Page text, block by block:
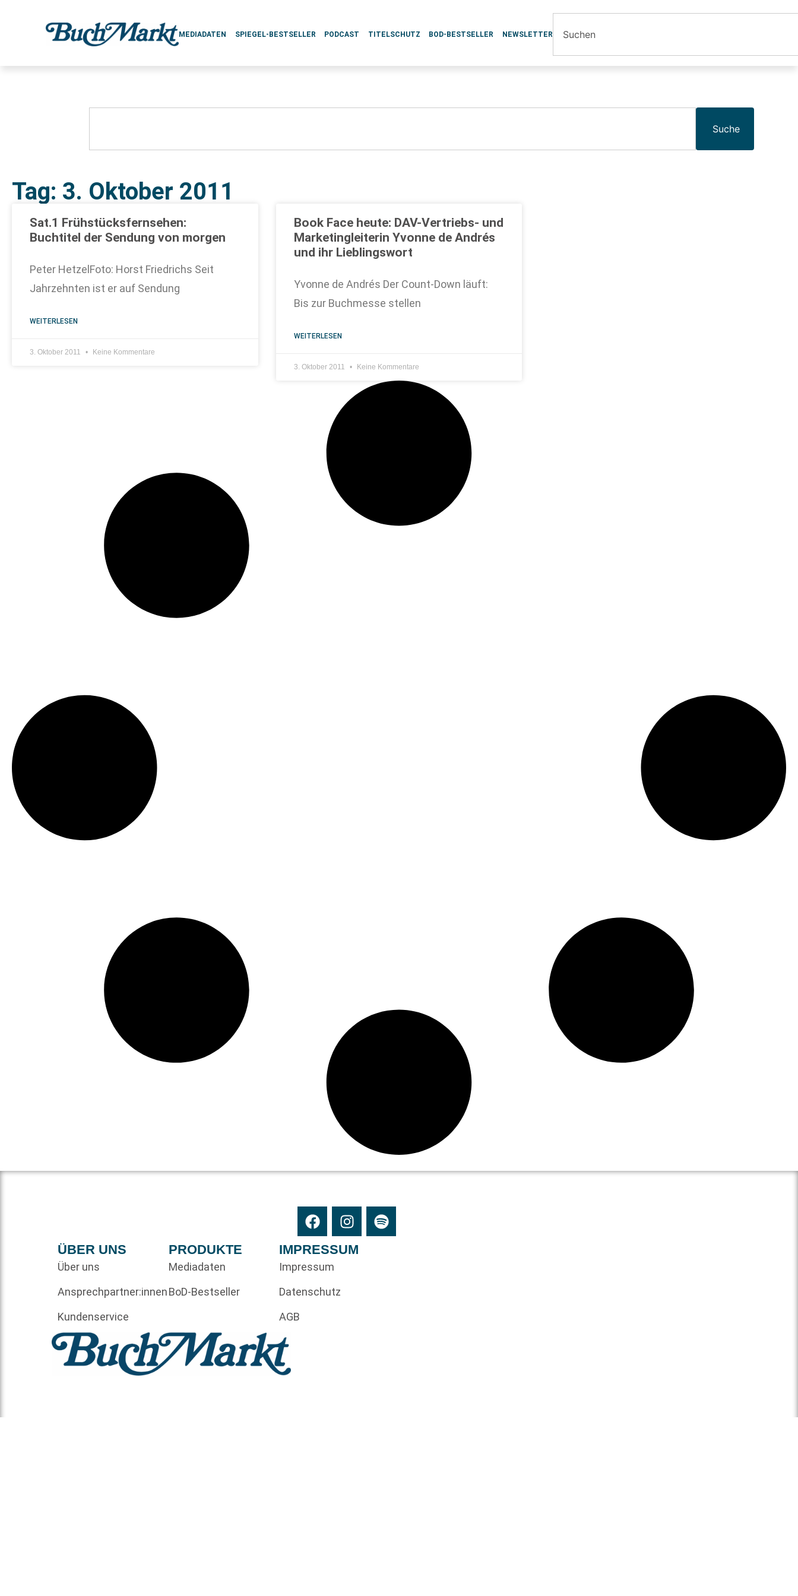
MEDIADATEN SPIEGEL-BESTSELLER PODCAST TITELSCHUTZ BOD-BESTSELLER NEWSLETTER
Suche
Tag: 3. Oktober 2011
Sat.1 Frühstücksfernsehen:
Buchtitel der Sendung von morgen
Peter HetzelFoto: Horst Friedrichs Seit
Jahrzehnten ist er auf Sendung
WEITERLESEN
3. Oktober 2011 Keine Kommentare
Book Face heute: DAV-Vertriebs- und
Marketingleiterin Yvonne de Andrés
und ihr Lieblingswort
Yvonne de Andrés Der Count-Down läuft:
Bis zur Buchmesse stellen
WEITERLESEN
3. Oktober 2011 Keine Kommentare
ÜBER UNS
Über uns
Ansprechpartner:innen
Kundenservice
PRODUKTE
Mediadaten
BoD-Bestseller
IMPRESSUM
Impressum
Datenschutz
AGB